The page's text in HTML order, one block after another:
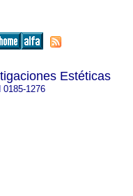
Estéticas
0185-1276